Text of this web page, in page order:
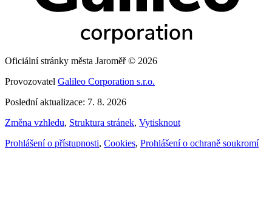
Oficiální stránky města Jaroměř © 2026
Provozovatel Galileo Corporation s.r.o.
Poslední aktualizace: 7. 8. 2026
Změna vzhledu, Struktura stránek, Vytisknout
Prohlášení o přístupnosti, Cookies, Prohlášení o ochraně soukromí